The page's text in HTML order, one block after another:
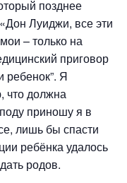
позднее
Луиджи, все эти
– только на
приговор
ребенок”. Я
что должна
приношу я в
лишь бы спасти
ребёнка удалось
родов.